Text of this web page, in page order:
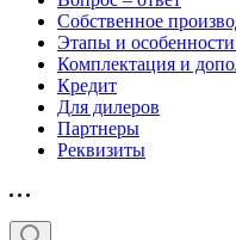
Собственное
Этапы и особенности
Комплектация и
Кредит
Для дилеров
Партнеры
Реквизиты